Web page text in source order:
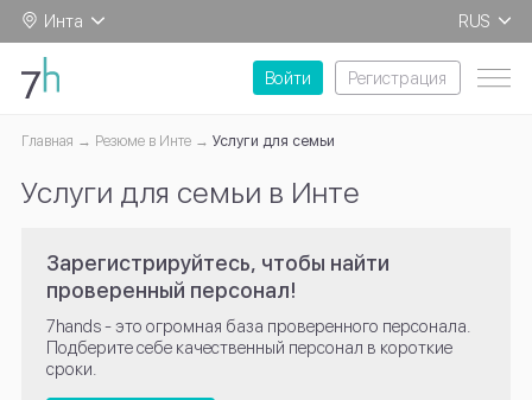
Инта
RUS
EN
Войти
Регистрация
Главная Резюме в Инте Услуги для семьи
Услуги для семьи в Инте
Зарегистрируйтесь, чтобы найти
проверенный персонал!
7hands - это огромная база проверенного персонала.
Подберите себе качественный персонал в короткие
сроки.